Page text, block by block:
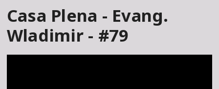
Casa Plena - Evang.
Wladimir - #79